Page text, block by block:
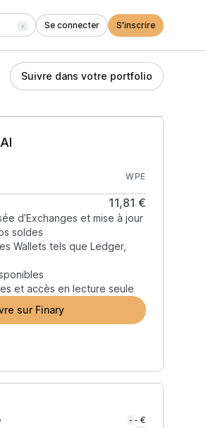
/ Se connecter S'inscrire
Suivre dans votre portfolio
WPE
11,81 €
d’Exchanges et mise à jour
soldes
Wallets tels que Ledger,
et accès en lecture seule
sur Finary
- - €